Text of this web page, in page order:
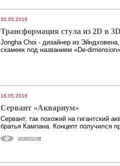
30.05.2016
Трансформация стула из 2D в 3D
Jongha Choi - дизайнер из
скамеек под названием «De-
16.05.2016
Сервант «Аквариум»
Сервант, так похожий на гигантский
братья Кампана. Концепт получился
аквариум